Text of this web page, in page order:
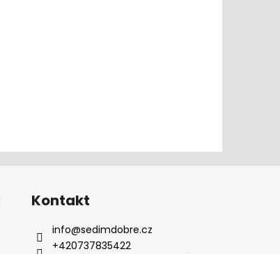
Kontakt
info@sedimdobre.cz
+420737835422